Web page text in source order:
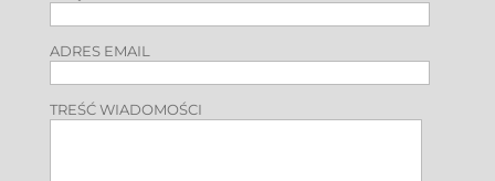
ADRES EMAIL
TREŚĆ WIADOMOŚCI